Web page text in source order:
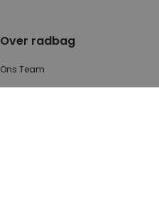
Over radbag
Ons Team